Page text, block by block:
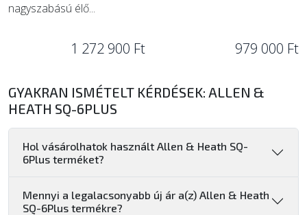
nagyszabású élő...
1 272 900 Ft 979 000 Ft
GYAKRAN ISMÉTELT KÉRDÉSEK: ALLEN &
HEATH SQ-6PLUS
Hol vásárolhatok használt Allen & Heath SQ-
6Plus terméket?
Mennyi a legalacsonyabb új ár a(z) Allen & Heath
SQ-6Plus termékre?